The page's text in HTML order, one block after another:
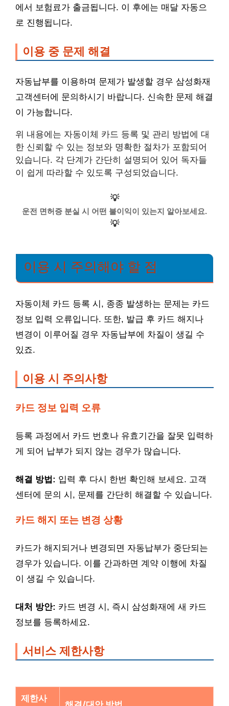
에서 보험료가 출금됩니다. 이 후에는 매달 자동으
로 진행됩니다.
이용 중 문제 해결
자동납부를 이용하며 문제가 발생할 경우 삼성화재
고객센터에 문의하시기 바랍니다. 신속한 문제 해결
이 가능합니다.
위 내용에는 자동이체 카드 등록 및 관리 방법에 대
한 신뢰할 수 있는 정보와 명확한 절차가 포함되어
있습니다. 각 단계가 간단히 설명되어 있어 독자들
이 쉽게 따라할 수 있도록 구성되었습니다.
💡
운전 면허증 분실 시 어떤 불이익이 있는지 알아보세요.
💡
이용 시 주의해야 할 점
자동이체 카드 등록 시, 종종 발생하는 문제는 카드
정보 입력 오류입니다. 또한, 발급 후 카드 해지나
변경이 이루어질 경우 자동납부에 차질이 생길 수
있죠.
이용 시 주의사항
카드 정보 입력 오류
등록 과정에서 카드 번호나 유효기간을 잘못 입력하
게 되어 납부가 되지 않는 경우가 많습니다.
해결 방법: 입력 후 다시 한번 확인해 보세요. 고객
센터에 문의 시, 문제를 간단히 해결할 수 있습니다.
카드 해지 또는 변경 상황
카드가 해지되거나 변경되면 자동납부가 중단되는
경우가 있습니다. 이를 간과하면 계약 이행에 차질
이 생길 수 있습니다.
대처 방안: 카드 변경 시, 즉시 삼성화재에 새 카드
정보를 등록하세요.
서비스 제한사항
제한사